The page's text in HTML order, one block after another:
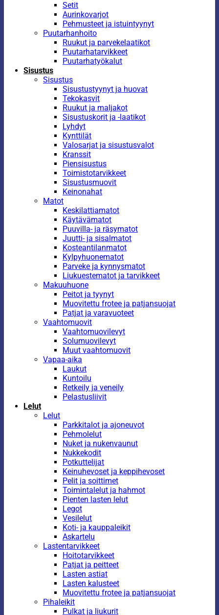
Setit
Aurinkovarjot
Pehmusteet ja istuintyynyt
Puutarhanhoito
Ruukut ja parvekelaatikot
Puutarhatarvikkeet
Puutarhatyökalut
Sisustus
Sisustus
Sisustustyynyt ja huovat
Tekokasvit
Ruukut ja maljakot
Sisustuskorit ja -laatikot
Lyhdyt
Kynttilät
Valosarjat ja sisustusvalot
Kranssit
Piensisustus
Toimistotarvikkeet
Sisustusmuovit
Keinonahat
Matot
Keskilattiamatot
Käytävämatot
Puuvilla- ja räsymatot
Juutti- ja sisalmatot
Kosteantilanmatot
Kylpyhuonematot
Parveke ja kynnysmatot
Liukuestematot ja tarvikkeet
Makuuhuone
Peitot ja tyynyt
Muovitettu frotee ja patjansuojat
Patjat ja varavuoteet
Vaahtomuovit
Vaahtomuovilevyt
Solumuovilevyt
Muut vaahtomuovit
Vapaa-aika
Laukut
Kuntoilu
Retkeily ja veneily
Pelastusliivit
Lelut
Lelut
Parkkitalot ja ajoneuvot
Pehmolelut
Nuket ja nukenvaunut
Nukkekodit
Potkuttelijat
Keinuhevoset ja keppihevoset
Pelit ja soittimet
Toimintalelut ja hahmot
Pienten lasten lelut
Legot
Vesilelut
Koti- ja kauppaleikit
Askartelu
Lastentarvikkeet
Hoitotarvikkeet
Patjat ja peitteet
Lasten astiat
Lasten kalusteet
Muovitettu frotee ja patjansuojat
Pihaleikit
Pulkat ja liukurit